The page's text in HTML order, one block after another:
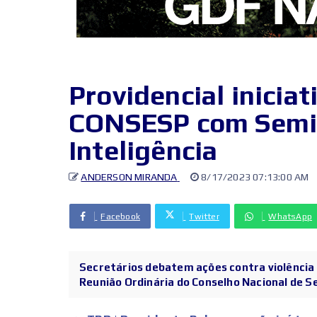
Providencial
CONSESP com
Inteligência
ANDERSON MIRANDA 8/17/2023 07:13:00 AM
Facebook Twitter WhatsApp
Secretários debatem ações contra violência
Reunião Ordinária do Conselho Nacional de